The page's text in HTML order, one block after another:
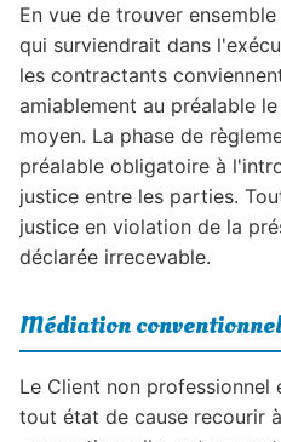
En vue de trouver
qui surviendrait dans
les contractants
amiablement au préalable
moyen. La phase de
préalable obligatoire à
justice entre les parties.
justice en violation de la
déclarée irrecevable.
Médiation
Le Client non
tout état de cause recourir